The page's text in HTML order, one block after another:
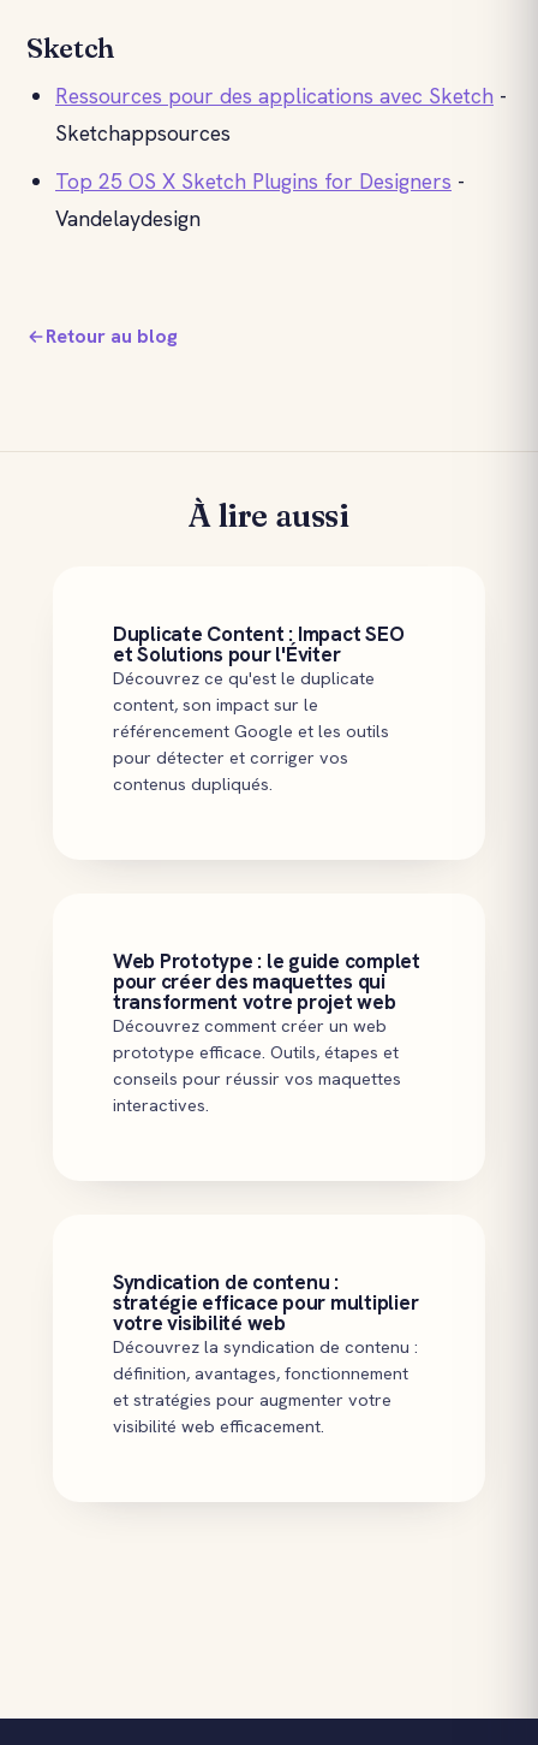
Sketch
Ressources pour des applications avec Sketch -
Sketchappsources
Top 25 OS X Sketch Plugins for Designers -
Vandelaydesign
Retour au blog
À lire aussi
Duplicate Content : Impact SEO
et Solutions pour l'Éviter
Découvrez ce qu'est le duplicate
content, son impact sur le
référencement Google et les outils
pour détecter et corriger vos
contenus dupliqués.
Web Prototype : le guide complet
pour créer des maquettes qui
transforment votre projet web
Découvrez comment créer un web
prototype efficace. Outils, étapes et
conseils pour réussir vos maquettes
interactives.
Syndication de contenu :
stratégie efficace pour multiplier
votre visibilité web
Découvrez la syndication de contenu :
définition, avantages, fonctionnement
et stratégies pour augmenter votre
visibilité web efficacement.